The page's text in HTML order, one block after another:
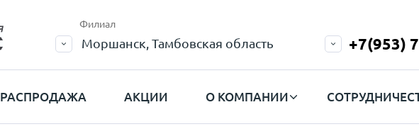
Филиал
Моршанск, Тамбовская область +7(953)
РАСПРОДАЖА АКЦИИ О КОМПАНИИ